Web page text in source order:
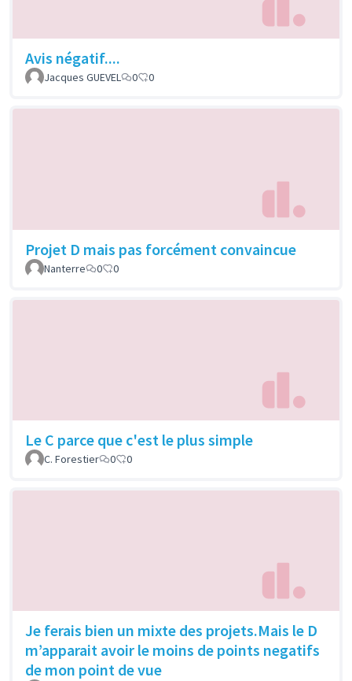
Avis négatif....
Jacques GUEVEL 0 0
Projet D mais pas forcément convaincue
Nanterre 0 0
Le C parce que c'est le plus simple
C. Forestier 0 0
Je ferais bien un mixte des projets.Mais le D
m’apparait avoir le moins de points negatifs
de mon point de vue